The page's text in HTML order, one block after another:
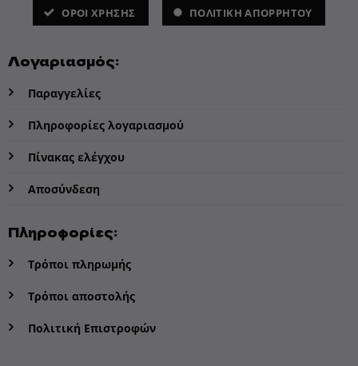
ΌΡΟΙ ΧΡΗΣΗΣ ΠΟΛΙΤΙΚΗ ΑΠΟΡΡΗΤΟΥ
Λογαριασμός:
Παραγγελίες
Πληροφορίες λογαριασμού
Πίνακας ελέγχου
Αποσύνδεση
Πληροφορίες:
Τρόποι πληρωμής
Τρόποι αποστολής
Πολιτική Επιστροφών